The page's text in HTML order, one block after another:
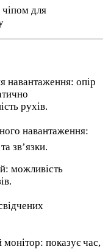
для
навантаження: опір
рухів.
навантаження:
зв’язки.
можливість
показує час,